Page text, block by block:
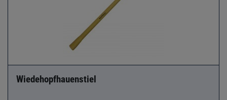
Wiedehopfhauenstiel